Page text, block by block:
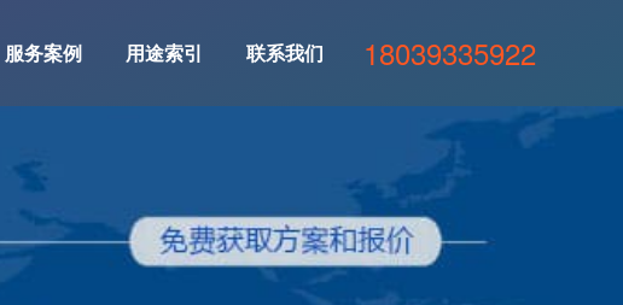
服务案例 用途索引 联系我们 18039335922